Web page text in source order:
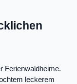
Ferienwaldheime.
leckerem